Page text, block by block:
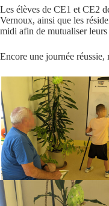
Les élèves de CE1 et CE2
Vernoux, ainsi que les
midi afin de mutualiser leurs
Encore une journée réussie,